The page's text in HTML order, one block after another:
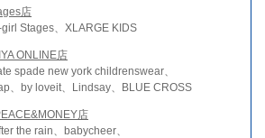
店
Stages、XLARGE KIDS
ONLINE店
spade new york childrenswear、
、by loveit、Lindsay、BLUE CROSS
店
the rain、babycheer、